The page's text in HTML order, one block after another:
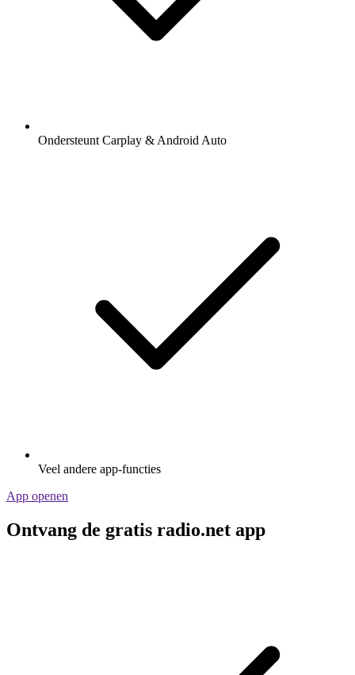
Ondersteunt Carplay & Android Auto
Veel andere app-functies
App openen
Ontvang de gratis radio.net app